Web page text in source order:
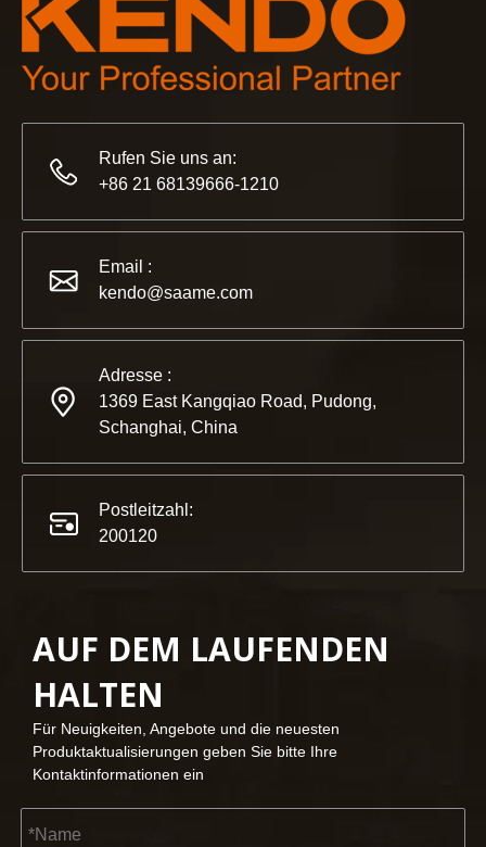
2022-11-21
Partner und Freunde, wir haben großartige Neuigkeiten
Kölner Messe 2023, ein fantastischer Ort für Kendo, um
Rufen Sie uns an:
+86 21 68139666-1210
Email :
kendo@saame.com
Adresse :
1369 East Kangqiao Road, Pudong,
Schanghai, China
Postleitzahl:
200120
AUF DEM LAUFENDEN
HALTEN
Für Neuigkeiten, Angebote und die neuesten
Produktaktualisierungen geben Sie bitte Ihre
Kontaktinformationen ein